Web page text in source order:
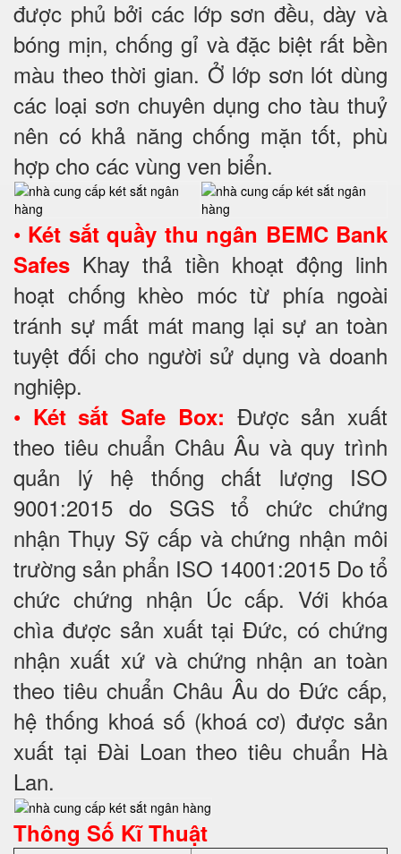
được phủ bởi các lớp sơn đều, dày và
bóng mịn, chống gỉ và đặc biệt rất bền
màu theo thời gian. Ở lớp sơn lót dùng
các loại sơn chuyên dụng cho tàu thuỷ
nên có khả năng chống mặn tốt, phù
hợp cho các vùng ven biển.
• Két sắt quầy thu ngân BEMC Bank
Safes Khay thả tiền khoạt động linh
hoạt chống khèo móc từ phía ngoài
tránh sự mất mát mang lại sự an toàn
tuyệt đối cho người sử dụng và doanh
nghiệp.
• Két sắt Safe Box: Được sản xuất
theo tiêu chuẩn Châu Âu và quy trình
quản lý hệ thống chất lượng ISO
9001:2015 do SGS tổ chức chứng
nhận Thụy Sỹ cấp và chứng nhận môi
trường sản phẩn ISO 14001:2015 Do tổ
chức chứng nhận Úc cấp. Với khóa
chìa được sản xuất tại Đức, có chứng
nhận xuất xứ và chứng nhận an toàn
theo tiêu chuẩn Châu Âu do Đức cấp,
hệ thống khoá số (khoá cơ) được sản
xuất tại Đài Loan theo tiêu chuẩn Hà
Lan.
Thông Số Kĩ Thuật